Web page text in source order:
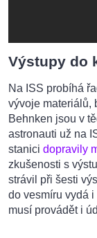
Výstupy do
Na ISS probíhá
vývoje materiálů,
Behnken jsou v
astronauti už na
stanici dopravily
zkušenosti s
strávil při šesti
do vesmíru vydá
musí provádět i